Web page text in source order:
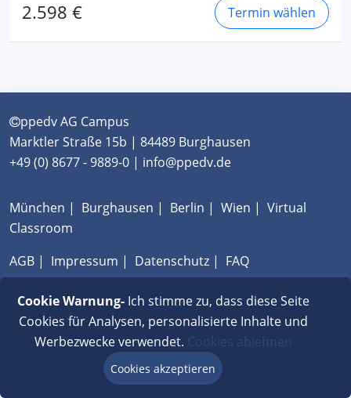
2.598 € Termin wählen
ppedv AG Campus
Marktler Straße 15b | 84489 Burghausen
+49 (0) 8677 - 9889-0 | info@ppedv.de
München | Burghausen | Berlin | Wien | Virtual
Classroom
AGB | Impressum | Datenschutz | FAQ
Cookie Warnung-Ich stimme zu, dass diese Seite
Cookies für Analysen, personalisierte Inhalte und
Werbezwecke verwendet. Cookies ablehnen
Cookies akzeptieren